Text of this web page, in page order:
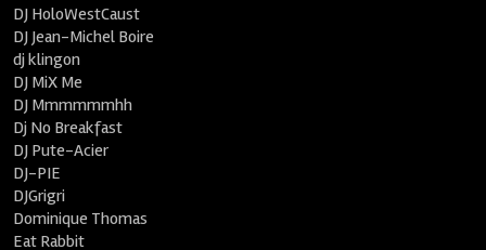
DJ HoloWestCaust
DJ Jean-Michel Boire
dj klingon
DJ MiX Me
DJ Mmmmmmhh
Dj No Breakfast
DJ Pute-Acier
DJ-PIE
DJGrigri
Dominique Thomas
Eat Rabbit